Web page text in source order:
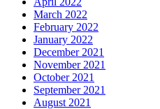
March 2022
February 2022
January 2022
December 2021
November 2021
October 2021
September 2021
August 2021